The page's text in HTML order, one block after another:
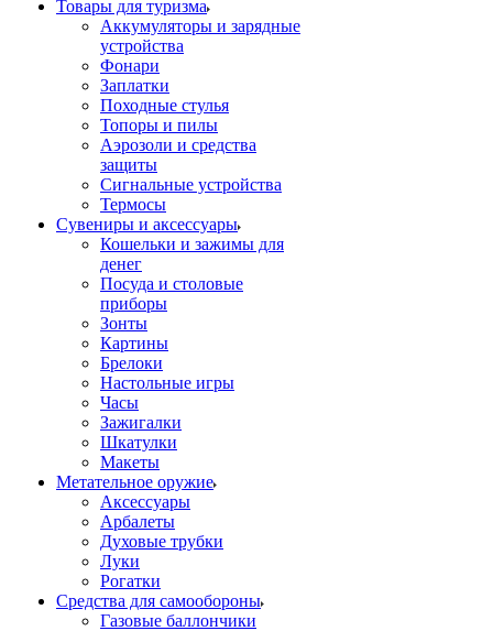
Товары для туризма
Аккумуляторы и зарядные
устройства
Фонари
Заплатки
Походные стулья
Топоры и пилы
Аэрозоли и средства
защиты
Сигнальные устройства
Термосы
Сувениры и аксессуары
Кошельки и зажимы для
денег
Посуда и столовые
приборы
Зонты
Картины
Брелоки
Настольные игры
Часы
Зажигалки
Шкатулки
Макеты
Метательное оружие
Аксессуары
Арбалеты
Духовые трубки
Луки
Рогатки
Средства для самообороны
Газовые баллончики